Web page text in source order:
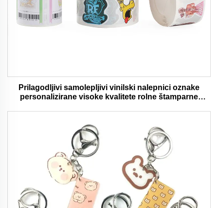
Prilagodljivi samolepljivi vinilski nalepnici oznake
personalizirane visoke kvalitete rolne štamparne